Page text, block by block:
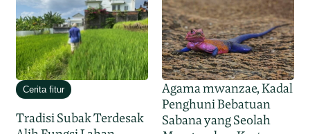
Cerita fitur
Tradisi Subak Terdesak
Agama mwanzae, Kadal
Penghuni Bebatuan
Sabana yang Seolah